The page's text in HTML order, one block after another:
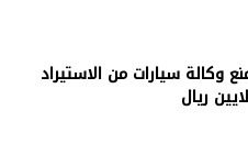
وكالة سيارات من الاستيراد